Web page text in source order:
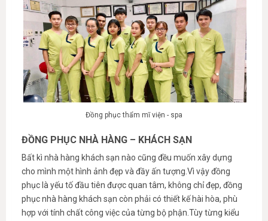
Đồng phục thẩm mĩ viện - spa
ĐỒNG PHỤC NHÀ HÀNG – KHÁCH SẠN
Bất kì nhà hàng khách sạn nào cũng đều muốn xây dựng
cho mình một hình ảnh đẹp và đầy ấn tượng.Vì vậy đồng
phục là yếu tố đầu tiên được quan tâm, không chỉ đẹp, đồng
phục nhà hàng khách sạn còn phải có thiết kế hài hòa, phù
hợp với tính chất công việc của từng bộ phận.Tùy từng kiểu